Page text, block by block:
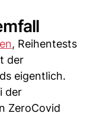
, Reihentests
der
eigentlich.
der
ZeroCovid